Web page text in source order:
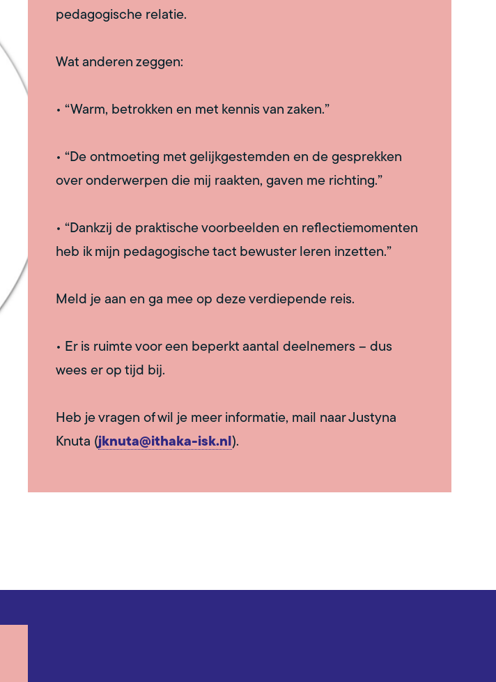
pedagogische relatie.
Wat anderen zeggen:
• “Warm, betrokken en met kennis van zaken.”
• “De ontmoeting met gelijkgestemden en de gesprekken
over onderwerpen die mij raakten, gaven me richting.”
• “Dankzij de praktische voorbeelden en reflectiemomenten
heb ik mijn pedagogische tact bewuster leren inzetten.”
Meld je aan en ga mee op deze verdiepende reis.
• Er is ruimte voor een beperkt aantal deelnemers – dus
wees er op tijd bij.
Heb je vragen of wil je meer informatie, mail naar Justyna
Knuta (jknuta@ithaka-isk.nl).